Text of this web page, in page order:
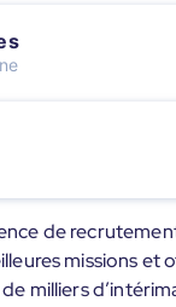
de
missions et
milliers